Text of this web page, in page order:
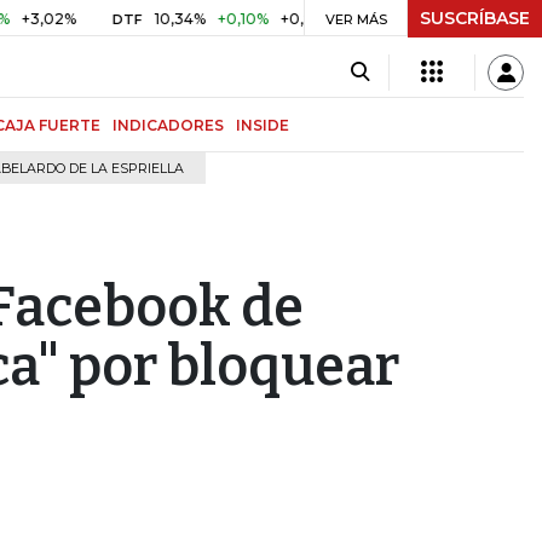
DTF 10,34% +0,10% +0,98% UVR $ 417,01 +$ 0,05 +0,01%
VER MÁS SUSCRÍBASE
FUERTE INDICADORES INSIDE
DE LA ESPRIELLA
de
por bloquear